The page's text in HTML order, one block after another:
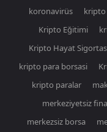
koronavirüs
kripto
Kripto Eğitimi
Kripto Hayat
kripto para borsasi
kripto paralar
merkeziyetsiz
merkezsiz borsa